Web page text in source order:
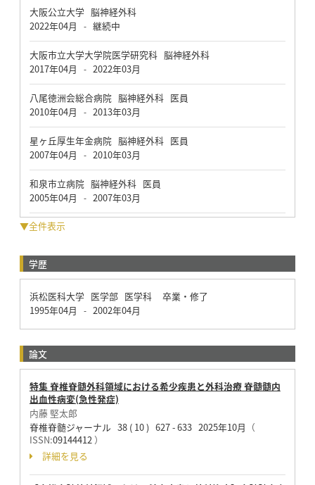
大阪公立大学 脳神経外科
2022年04月
- 継続中
大阪市立大学大学院医学研究科 脳神経外科
2017年04月
- 2022年03月
八尾徳洲会総合病院 脳神経外科 医員
2010年04月
- 2013年03月
星ヶ丘厚生年金病院 脳神経外科 医員
2007年04月
- 2010年03月
和泉市立病院 脳神経外科 医員
2005年04月
- 2007年03月
▼全件表示
学歴
浜松医科大学 医学部 医学科 卒業・修了
1995年04月
- 2002年04月
論文
特集 脊椎脊髄外科領域における希少疾患と外科治療 脊髄髄内
出血性病変(急性発症)
内藤 堅太郎
脊椎脊髄ジャーナル 38 ( 10 ) 627 - 633 2025年10月 （
ISSN:09144412 ）
詳細を見る